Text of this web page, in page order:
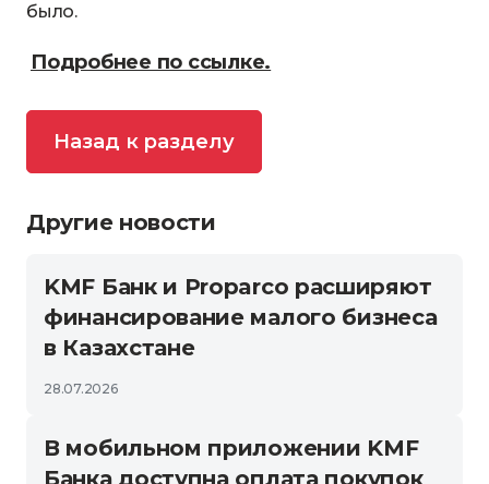
было.
Подробнее по ссылке.
Назад к разделу
Другие новости
KMF Банк и Proparco расширяют
финансирование малого бизнеса
в Казахстане
28.07.2026
В мобильном приложении KMF
Банка доступна оплата покупок